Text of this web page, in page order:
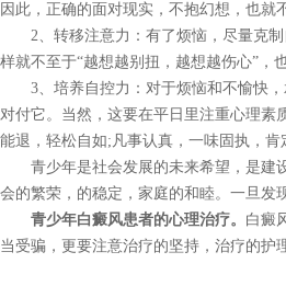
因此，正确的面对现实，不抱幻想，也就
2、转移注意力：有了烦恼，尽量克制
样就不至于“越想越别扭，越想越伤心”，
3、培养自控力：对于烦恼和不愉快，
对付它。当然，这要在平日里注重心理素
能退，轻松自如;凡事认真，一味固执，肯
青少年是社会发展的未来希望，是建设
会的繁荣，的稳定，家庭的和睦。一旦发
青少年白癜风患者的心理治疗。 白癜
当受骗，更要注意治疗的坚持，治疗的护